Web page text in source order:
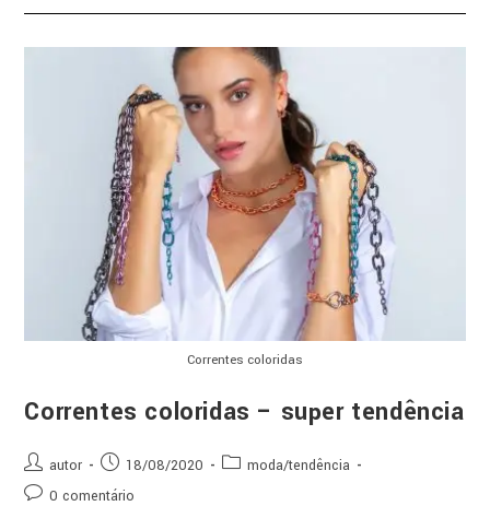
Correntes coloridas
Correntes coloridas – super tendência
autor 18/08/2020
moda/tendência
0 comentário